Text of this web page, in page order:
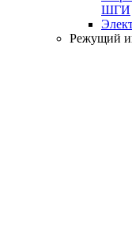
ШГИ
Режущий